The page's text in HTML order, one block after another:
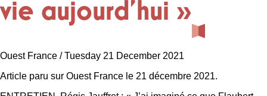
vie aujourd’hui »
Ouest France / Tuesday 21 December 2021
Article paru sur Ouest France le 21 décembre 2021.